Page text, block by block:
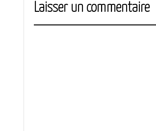
Laisser un commentaire